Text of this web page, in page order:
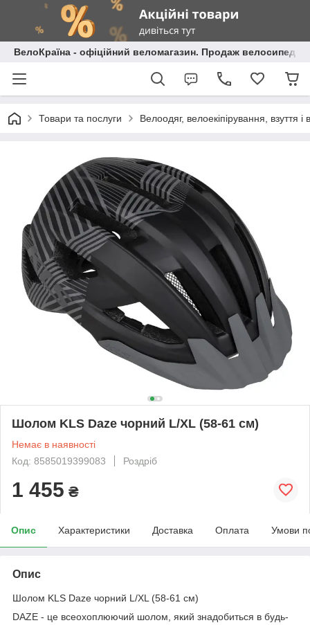
ВелоКраїна - офіційний веломагазин. Продаж велосипедів
Товари та послуги Велоодяг, велоекіпірування, взуття і
Шолом KLS Daze чорний L/XL (58-61 см)
Немає в наявності
Код: 8585019399083
Роздріб
1 455 ₴
Опис Характеристики Доставка Оплата Умови
Опис
Шолом KLS Daze чорний L/XL (58-61 см)
DAZE - це всеохоплюючий шолом, який знадобиться в будь-